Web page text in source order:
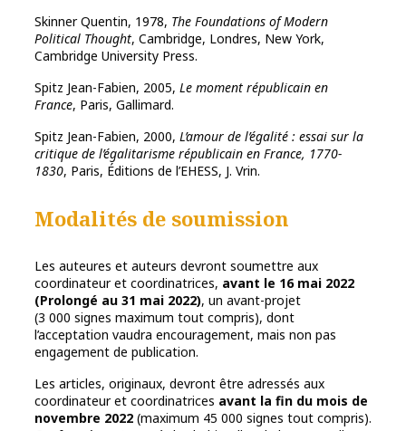
SkinnerQuentin, 1978, The Foundations of Modern
Political Thought, Cambridge, Londres, New York,
Cambridge University Press.
Spitz Jean-Fabien, 2005, Le moment républicain en
France, Paris, Gallimard.
Spitz Jean-Fabien, 2000, L’amour de l’égalité : essai sur la
critique de l’égalitarisme républicain en France, 1770-
1830, Paris, Éditions de l’EHESS, J. Vrin.
Modalités de soumission
Les auteures et auteurs devront soumettre aux
coordinateur et coordinatrices, avant le 16 mai 2022
(Prolongé au 31 mai 2022), un avant-projet
(3 000 signes maximum tout compris), dont
l’acceptation vaudra encouragement, mais non pas
engagement de publication.
Les articles, originaux, devront être adressés aux
coordinateur et coordinatrices avant la fin du mois de
novembre 2022 (maximum 45 000 signes tout compris).